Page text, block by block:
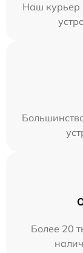
Наш курьер
Более 20